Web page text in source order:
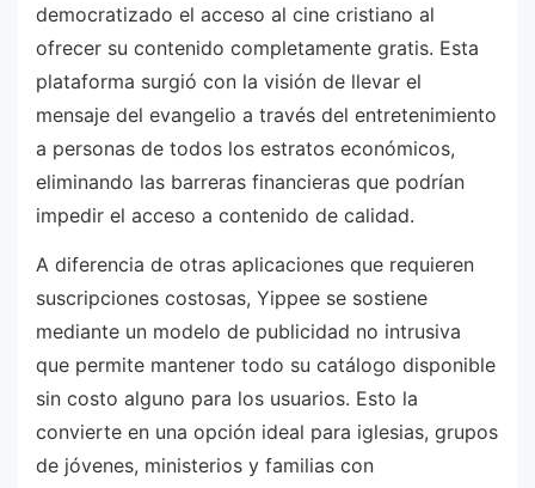
democratizado el acceso al cine cristiano al
ofrecer su contenido completamente gratis. Esta
plataforma surgió con la visión de llevar el
mensaje del evangelio a través del entretenimiento
a personas de todos los estratos económicos,
eliminando las barreras financieras que podrían
impedir el acceso a contenido de calidad.
A diferencia de otras aplicaciones que requieren
suscripciones costosas, Yippee se sostiene
mediante un modelo de publicidad no intrusiva
que permite mantener todo su catálogo disponible
sin costo alguno para los usuarios. Esto la
convierte en una opción ideal para iglesias, grupos
de jóvenes, ministerios y familias con